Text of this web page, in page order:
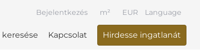
Language
Kapcsolat Hirdesse ingatlanát
Bejelentkezés EUR
m²